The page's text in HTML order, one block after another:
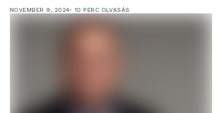
NOVEMBER 9, 2024 10 PERC OLVASÁS